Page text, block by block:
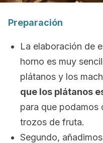
Preparación
La elaboración de
horno es muy
plátanos y los
que los plátanos
para que podamos
trozos de fruta.
Segundo,